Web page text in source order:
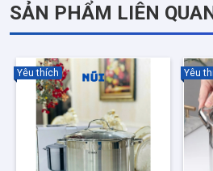
SẢN PHẨM LIÊN
Yêu thích Yêu